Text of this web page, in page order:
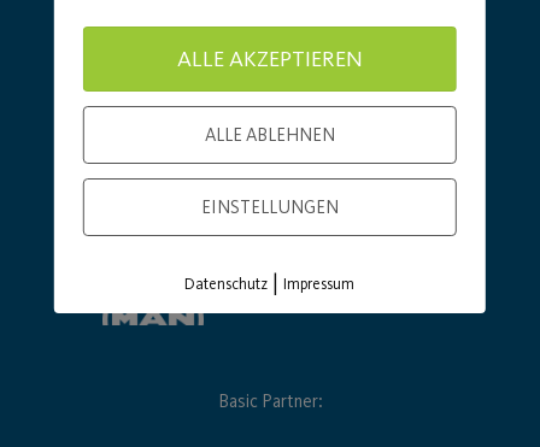
Basic Partner:
ALLE AKZEPTIEREN
ALLE ABLEHNEN
EINSTELLUNGEN
Datenschutz |Impressum